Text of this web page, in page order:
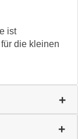
ist
die kleinen